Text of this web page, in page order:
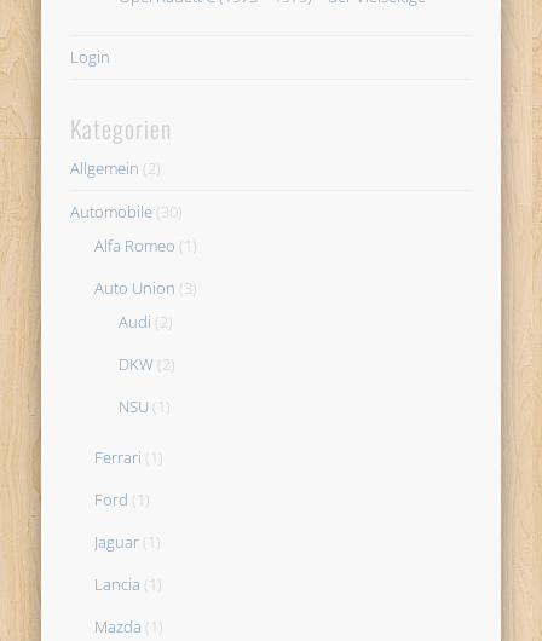
Login
Kategorien
Allgemein (2)
Automobile (30)
Alfa Romeo (1)
Auto Union (3)
Audi (2)
DKW (2)
NSU (1)
Ferrari (1)
Ford (1)
Jaguar (1)
Lancia (1)
Mazda (1)